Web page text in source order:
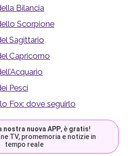
Bilancia
Scorpione
Sagittario
Capricorno
Pesci
Fox: dove seguirlo
nostra nuova APP, è gratis!
TV, promemoria e notizie in
tempo reale